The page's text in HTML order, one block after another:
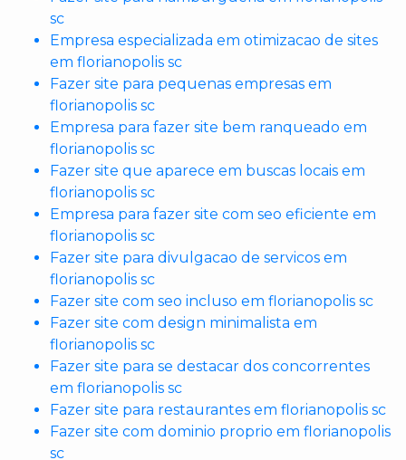
sc
Empresa especializada em otimizacao de sites
em florianopolis sc
Fazer site para pequenas empresas em
florianopolis sc
Empresa para fazer site bem ranqueado em
florianopolis sc
Fazer site que aparece em buscas locais em
florianopolis sc
Empresa para fazer site com seo eficiente em
florianopolis sc
Fazer site para divulgacao de servicos em
florianopolis sc
Fazer site com seo incluso em florianopolis sc
Fazer site com design minimalista em
florianopolis sc
Fazer site para se destacar dos concorrentes
em florianopolis sc
Fazer site para restaurantes em florianopolis sc
Fazer site com dominio proprio em florianopolis
sc